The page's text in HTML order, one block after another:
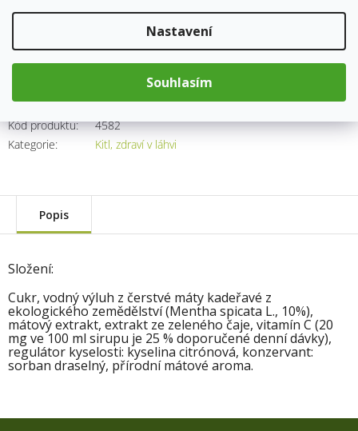
Nastavení
Souhlasím
Kód produktu:
4582
Kategorie: Kitl, zdraví v láhvi
129 Kč
cena:
Přidat do košíku
Popis
Složení:
Cukr, vodný výluh z čerstvé máty kadeřavé z
ekologického zemědělství (Mentha spicata L., 10%),
mátový extrakt, extrakt ze zeleného čaje, vitamín C (20
mg ve 100 ml sirupu je 25 % doporučené denní dávky),
regulátor kyselosti: kyselina citrónová, konzervant:
sorban draselný, přírodní mátové aroma.